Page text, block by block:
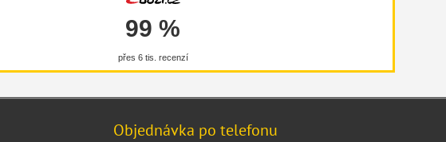
99 %
přes 6 tis. recenzí
Objednávka po telefonu